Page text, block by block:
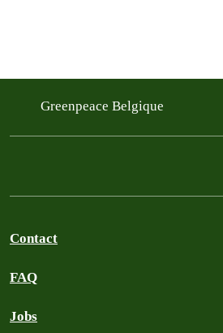
Greenpeace Belgique
Contact
FAQ
Jobs